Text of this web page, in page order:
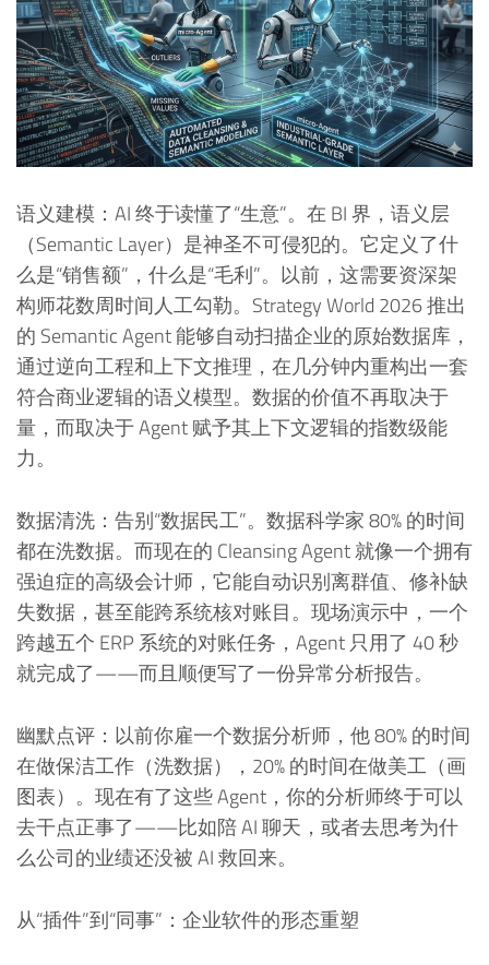
语义建模：AI 终于读懂了“生意”。在 BI 界，语义层
（Semantic Layer）是神圣不可侵犯的。它定义了什
么是“销售额”，什么是“毛利”。以前，这需要资深架
构师花数周时间人工勾勒。Strategy World 2026 推出
的 Semantic Agent 能够自动扫描企业的原始数据库，
通过逆向工程和上下文推理，在几分钟内重构出一套
符合商业逻辑的语义模型。数据的价值不再取决于
量，而取决于 Agent 赋予其上下文逻辑的指数级能
力。
数据清洗：告别“数据民工”。数据科学家 80% 的时间
都在洗数据。而现在的 Cleansing Agent 就像一个拥有
强迫症的高级会计师，它能自动识别离群值、修补缺
失数据，甚至能跨系统核对账目。现场演示中，一个
跨越五个 ERP 系统的对账任务，Agent 只用了 40 秒
就完成了——而且顺便写了一份异常分析报告。
幽默点评：以前你雇一个数据分析师，他 80% 的时间
在做保洁工作（洗数据），20% 的时间在做美工（画
图表）。现在有了这些 Agent，你的分析师终于可以
去干点正事了——比如陪 AI 聊天，或者去思考为什
么公司的业绩还没被 AI 救回来。
从“插件”到“同事”：企业软件的形态重塑